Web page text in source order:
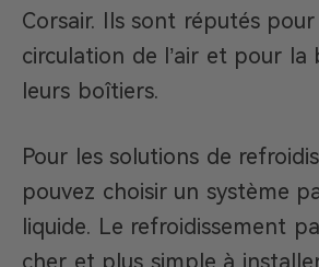
Corsair. Ils sont réputés
circulation de l’air et pour la
leurs boîtiers.
Pour les solutions de
pouvez choisir un système
liquide. Le refroidissement
cher et plus simple à